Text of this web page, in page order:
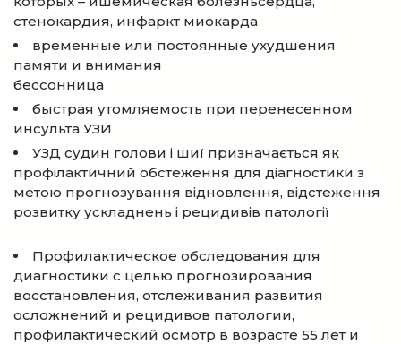
стенокардия, инфаркт миокарда
временные или постоянные ухудшения
памяти и внимания
бессонница
быстрая утомляемость при перенесенном
инсульта УЗИ
УЗД судин голови і шиї призначається як
профілактичний обстеження для діагностики з
метою прогнозування відновлення, відстеження
розвитку ускладнень і рецидивів патології
Профилактическое обследования для
диагностики с целью прогнозирования
восстановления, отслеживания развития
осложнений и рецидивов патологии,
профилактический осмотр в возрасте 55 лет и